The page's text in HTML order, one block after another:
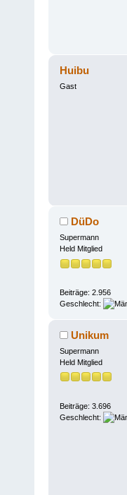
Huibu
Gast
DüDo
Supermann
Held Mitglied
Beiträge: 2.956
Geschlecht:
Unikum
Supermann
Held Mitglied
Beiträge: 3.696
Geschlecht: